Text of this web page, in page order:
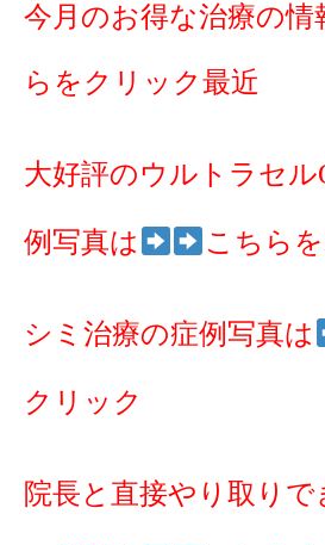
今月のお得な治療の情
らをクリック最近
大好評のウルトラセ
例写真は こちら
シミ治療の症例写真は
クリック
院長と直接やり取り